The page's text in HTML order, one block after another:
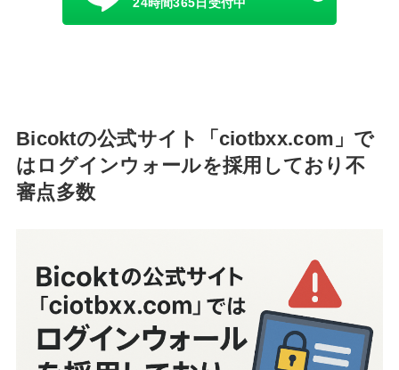
24時間365日受付中
Bicoktの公式サイト「ciotbxx.com」で
はログインウォールを採用しており不
審点多数